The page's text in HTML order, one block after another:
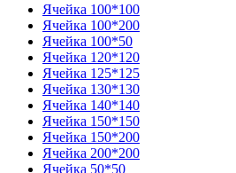
Ячейка 100*100
Ячейка 100*200
Ячейка 100*50
Ячейка 120*120
Ячейка 125*125
Ячейка 130*130
Ячейка 140*140
Ячейка 150*150
Ячейка 150*200
Ячейка 200*200
Ячейка 50*50